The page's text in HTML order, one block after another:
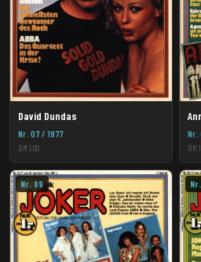
David Dundas
Nr. 07 / 1977
DM 1,00
Nr.
DM
Nr. 09